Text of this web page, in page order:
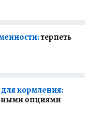
терпеть
кормления:
опциями